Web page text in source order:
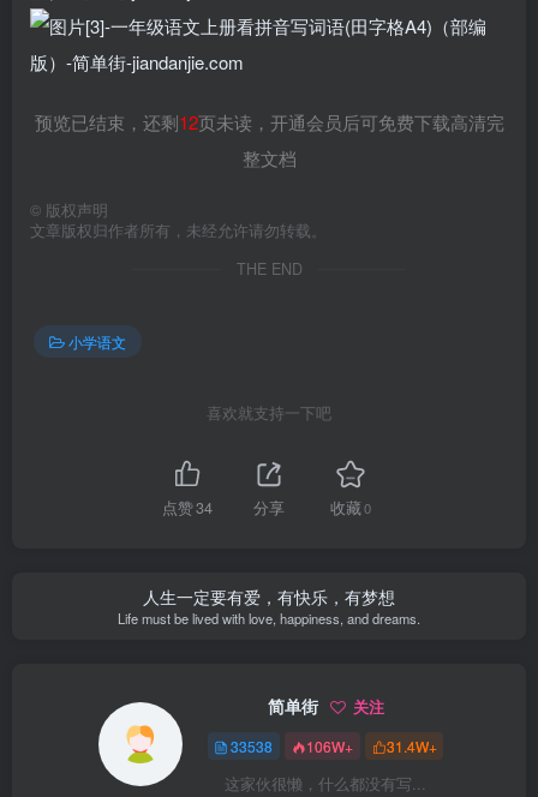
预览已结束，还剩12页未读，开通会员后可免费下载高清完
整文档
© 版权声明
文章版权归作者所有，未经允许请勿转载。
THE END
小学语文
喜欢就支持一下吧
点赞34 分享 收藏0
人生一定要有爱，有快乐，有梦想
Life must be lived with love, happiness, and dreams.
简单街 关注
33538 106W+ 31.4W+
这家伙很懒，什么都没有写...